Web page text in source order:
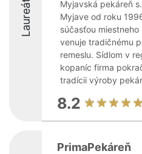
Laureáti
Myjavská pekáreň
Myjave od roku
súčasťou
venuje tradičnému
remeslu. Sídlom v
kopaníc firma
tradícii výroby
8.2
PrimaPekáreň